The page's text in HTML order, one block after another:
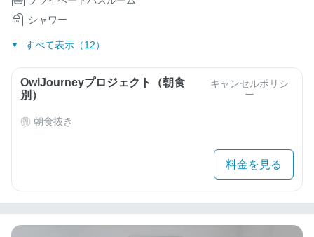
シャワー
すべて表示（12）
OwlJourneyプロジェクト（朝食
別）
キャンセルポリシ
ー
朝食抜き
料金を見る